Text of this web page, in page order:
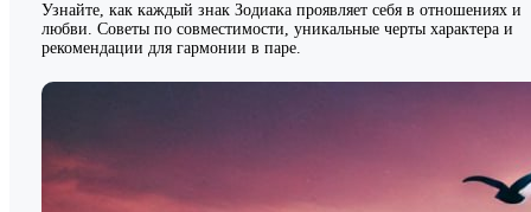
Узнайте, как каждый знак Зодиака проявляет себя в отношениях и
любви. Советы по совместимости, уникальные черты характера и
рекомендации для гармонии в паре.